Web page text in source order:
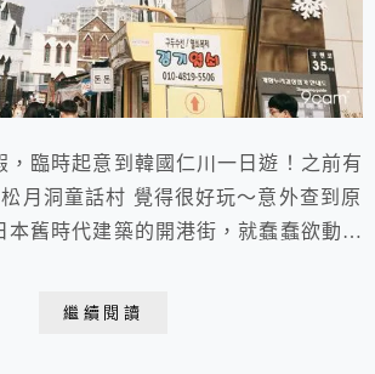
，臨時起意到韓國仁川一日遊！之前有
月洞童話村 覺得很好玩～意外查到原
本舊時代建築的開港街，就蠢蠢欲動，
繼續閱讀